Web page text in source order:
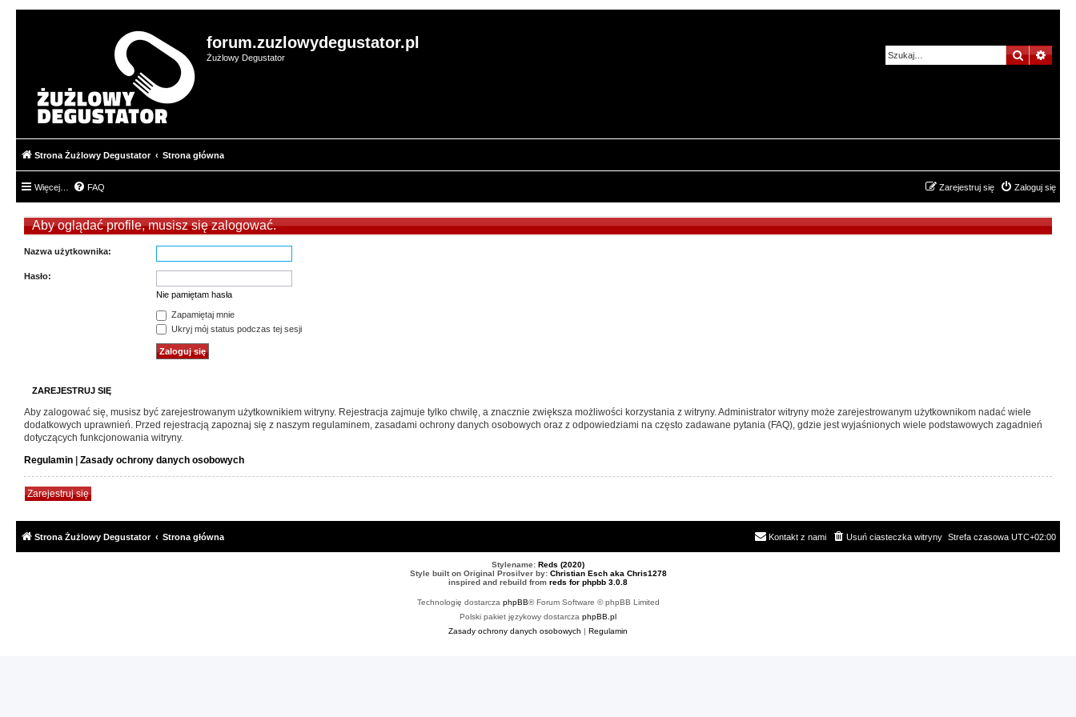
forum.zuzlowydegustator.pl
Żużlowy Degustator Szukaj
Strona Żużlowy Degustator Strona główna
Więcej… FAQ Zaloguj się
Zarejestruj się
Aby oglądać profile, musisz się zalogować.
Nazwa użytkownika:
Hasło:
Nie pamiętam hasła
Zapamiętaj mnie
Ukryj mój status podczas tej sesji
ZAREJESTRUJ SIĘ
Aby zalogować się, musisz być zarejestrowanym użytkownikiem witryny. Rejestracja zajmuje tylko chwilę, a znacznie zwiększa możliwości korzystania z witryny. Administrator witryny może zarejestrowanym użytkownikom nadać wiele
dodatkowych uprawnień. Przed rejestracją zapoznaj się z naszym regulaminem, zasadami ochrony danych osobowych oraz z odpowiedziami na często zadawane pytania (FAQ), gdzie jest wyjaśnionych wiele podstawowych zagadnień
dotyczących funkcjonowania witryny.
Regulamin | Zasady ochrony danych osobowych
Zarejestruj się
Strona Żużlowy Degustator Strona główna Strefa czasowa UTC+02:00
Usuń ciasteczka witryny
Kontakt z nami
Stylename: Reds (2020)
Style built on Original Prosilver by: Christian Esch aka Chris1278
inspired and rebuild from reds for phpbb 3.0.8
Technologię dostarcza phpBB® Forum Software © phpBB Limited
Polski pakiet językowy dostarcza phpBB.pl
Zasady ochrony danych osobowych | Regulamin